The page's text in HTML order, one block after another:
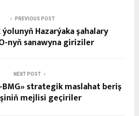
PREVIOUS POST
Hazarýaka şahalary
nyň sanawyna giriziler
NEXT POST
strategik maslahat beriş
mejlisi geçiriler